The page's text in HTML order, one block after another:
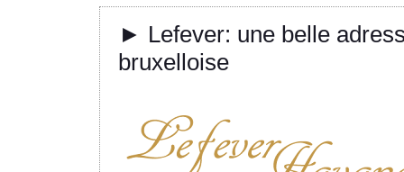
► Lefever: une belle
bruxelloise